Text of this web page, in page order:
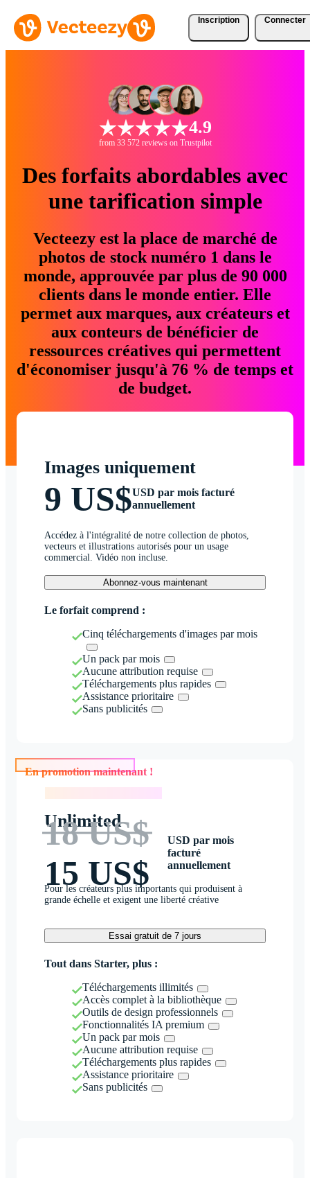
Inscription Connecter
4.9
from 33 572 reviews on Trustpilot
Des forfaits abordables avec
une tarification simple
Vecteezy est la place de marché de
photos de stock numéro 1 dans le
monde, approuvée par plus de 90 000
clients dans le monde entier. Elle
permet aux marques, aux créateurs et
aux conteurs de bénéficier de
ressources créatives qui permettent
d'économiser jusqu'à 76 % de temps et
de budget.
Images uniquement
9 US$USD par mois facturé
annuellement
Accédez à l'intégralité de notre collection de photos,
vecteurs et illustrations autorisés pour un usage
commercial. Vidéo non incluse.
Abonnez-vous maintenant
Le forfait comprend :
Cinq téléchargements d'images par mois
Un pack par mois
Aucune attribution requise
Téléchargements plus rapides
Assistance prioritaire
Sans publicités
En promotion maintenant !
Unlimited
18 US$
15 US$
USD par mois
facturé
annuellement
Pour les créateurs plus importants qui produisent à
grande échelle et exigent une liberté créative
Essai gratuit de 7 jours
Tout dans Starter, plus :
Téléchargements illimités
Accès complet à la bibliothèque
Outils de design professionnels
Fonctionnalités IA premium
Un pack par mois
Aucune attribution requise
Téléchargements plus rapides
Assistance prioritaire
Sans publicités